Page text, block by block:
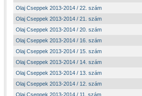
Olaj Cseppek 2013-2014 / 22. szám
Olaj Cseppek 2013-2014 / 21. szám
Olaj Cseppek 2013-2014 / 20. szám
Olaj Cseppek 2013-2014 / 16. szám
Olaj Cseppek 2013-2014 / 15. szám
Olaj Cseppek 2013-2014 / 14. szám
Olaj Cseppek 2013-2014 / 13. szám
Olaj Cseppek 2013-2014 / 12. szám
Olaj Cseppek 2013-2014 / 11. szám